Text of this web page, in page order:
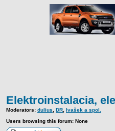
Elektroinstalacia,
Moderators: dulius DR Ivašek a spol.
Users browsing this forum: None